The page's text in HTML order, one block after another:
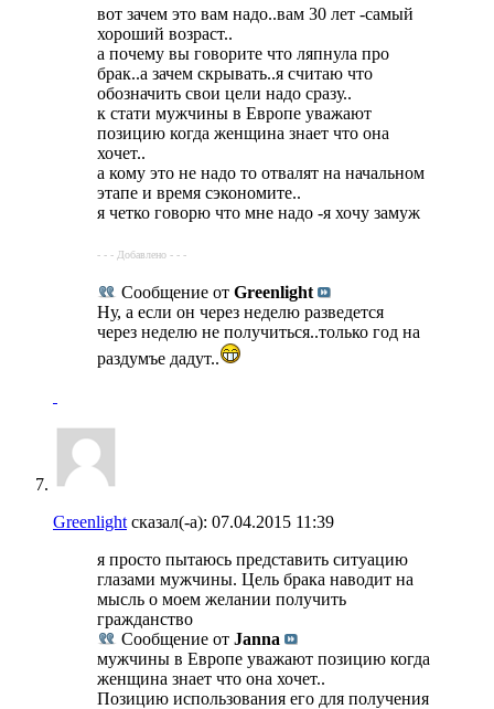
вот зачем это вам надо..вам 30 лет -самый
хороший возраст..
а почему вы говорите что ляпнула про
брак..а зачем скрывать..я считаю что
обозначить свои цели надо сразу..
к стати мужчины в Европе уважают
позицию когда женщина знает что она
хочет..
а кому это не надо то отвалят на начальном
этапе и время сэкономите..
я четко говорю что мне надо -я хочу замуж
- - - Добавлено - - -
Сообщение от Greenlight
Ну, а если он через неделю разведется
через неделю не получиться..только год на
раздумъе дадут..
Greenlight сказал(-а): 07.04.2015 11:39
я просто пытаюсь представить ситуацию
глазами мужчины. Цель брака наводит на
мысль о моем желании получить
гражданство
Сообщение от Janna
мужчины в Европе уважают позицию когда
женщина знает что она хочет..
Позицию использования его для получения